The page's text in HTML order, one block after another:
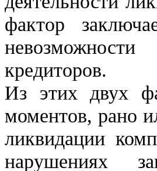
фактор
кредиторов.
Из этих двух
моментов, рано
ликвидации
нарушениях